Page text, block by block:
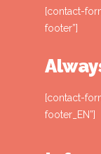
[contact-
footer”]
[contact-
footer_EN”]